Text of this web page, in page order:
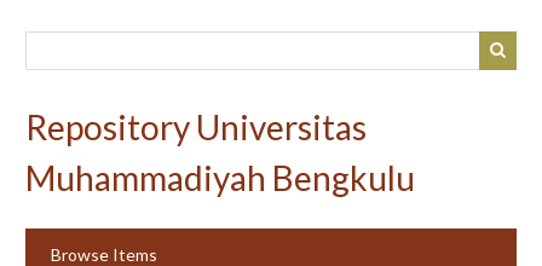
Repository Universitas
Muhammadiyah Bengkulu
Browse Items